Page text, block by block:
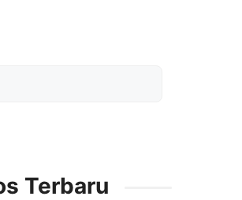
Terbaru